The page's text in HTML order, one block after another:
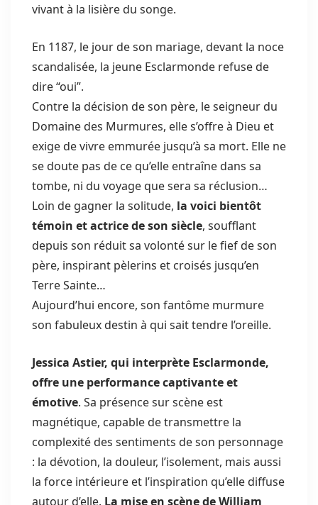
vivant à la lisière du songe.
En 1187, le jour de son mariage, devant la noce
scandalisée, la jeune Esclarmonde refuse de
dire “oui”.
Contre la décision de son père, le seigneur du
Domaine des Murmures, elle s’offre à Dieu et
exige de vivre emmurée jusqu’à sa mort. Elle ne
se doute pas de ce qu’elle entraîne dans sa
tombe, ni du voyage que sera sa réclusion…
Loin de gagner la solitude, la voici bientôt
témoin et actrice de son siècle, soufflant
depuis son réduit sa volonté sur le fief de son
père, inspirant pèlerins et croisés jusqu’en
Terre Sainte…
Aujourd’hui encore, son fantôme murmure
son fabuleux destin à qui sait tendre l’oreille.
Jessica Astier, qui interprète Esclarmonde,
offre une performance captivante et
émotive. Sa présence sur scène est
magnétique, capable de transmettre la
complexité des sentiments de son personnage
: la dévotion, la douleur, l’isolement, mais aussi
la force intérieure et l’inspiration qu’elle diffuse
autour d’elle. La mise en scène de William